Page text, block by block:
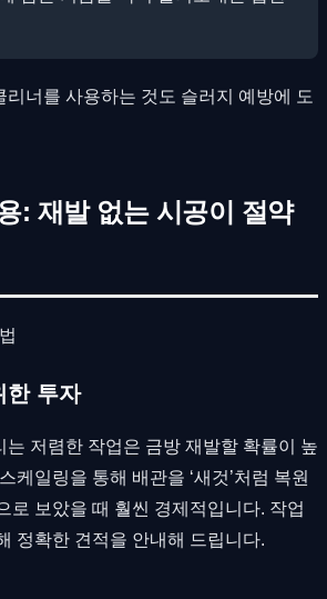
리너를 사용하는 것도 슬러지 예방에 도
: 재발 없는 시공이 절약
한 투자
는 저렴한 작업은 금방 재발할 확률이 높
케일링을 통해 배관을 ‘새것’처럼 복원
로 보았을 때 훨씬 경제적입니다. 작업
정확한 견적을 안내해 드립니다.